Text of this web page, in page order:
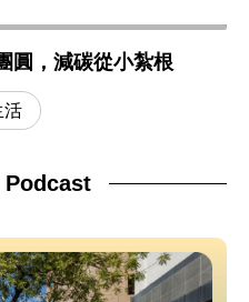
圓，減碳從小紮根
活
Podcast